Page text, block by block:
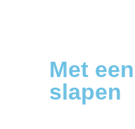
Met
slapen